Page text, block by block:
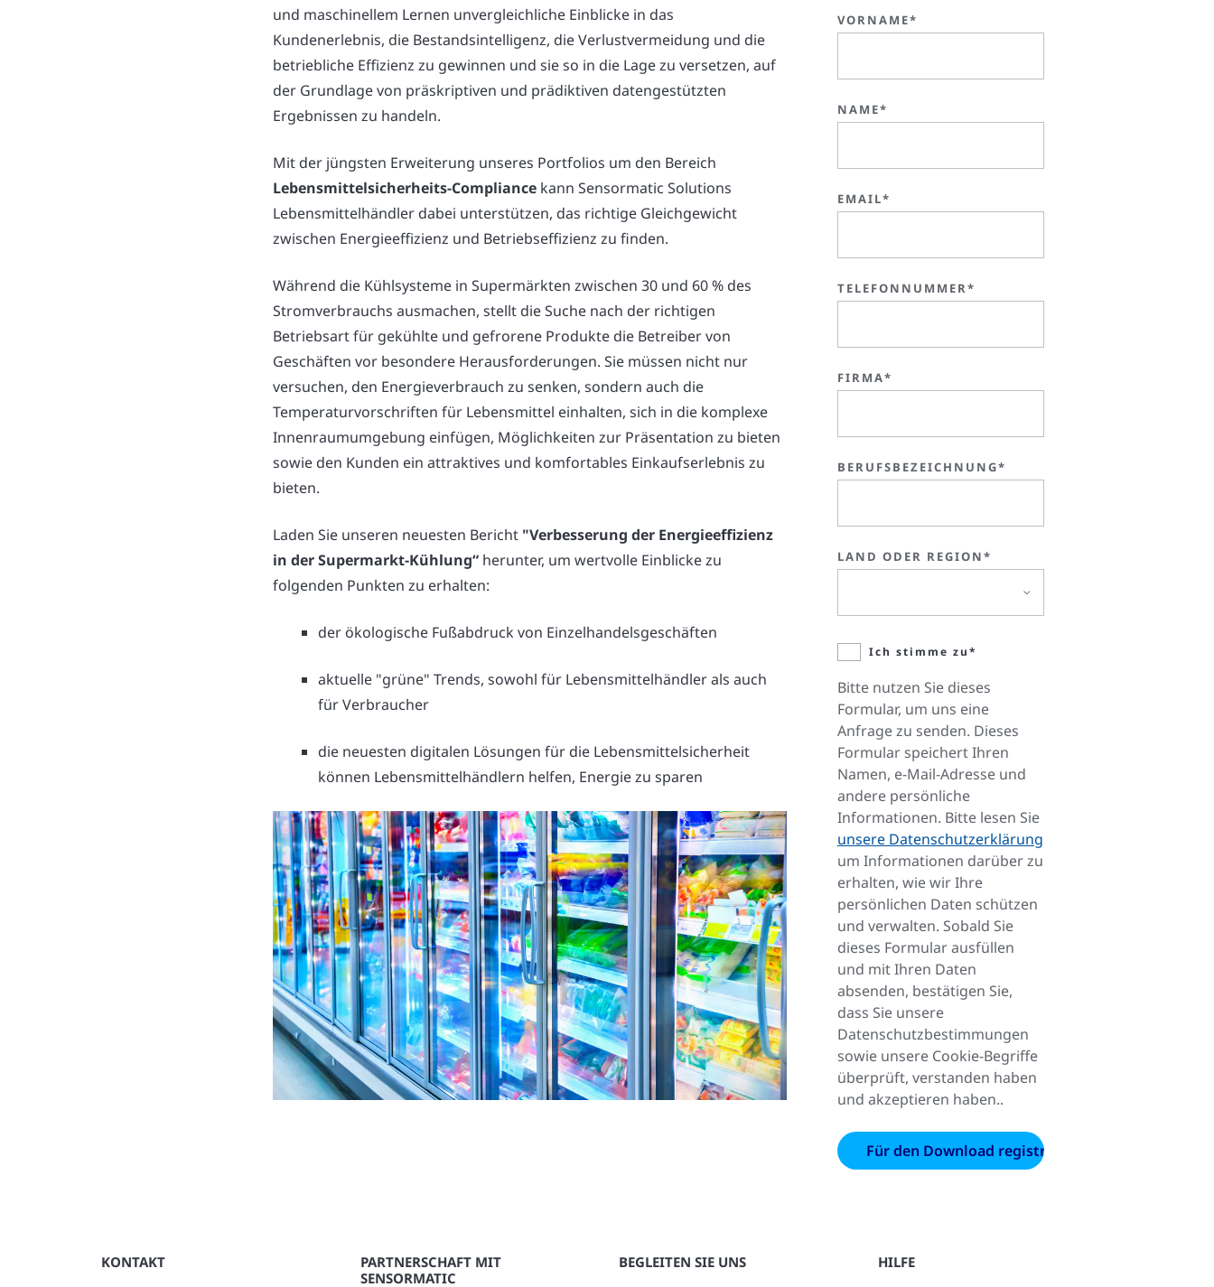
und maschinellem Lernen unvergleichliche Einblicke in das
Kundenerlebnis, die Bestandsintelligenz, die Verlustvermeidung und die
betriebliche Effizienz zu gewinnen und sie so in die Lage zu versetzen, auf
der Grundlage von präskriptiven und prädiktiven datengestützten
Ergebnissen zu handeln.
Mit der jüngsten Erweiterung unseres Portfolios um den Bereich
Lebensmittelsicherheits-Compliance kann Sensormatic Solutions
Lebensmittelhändler dabei unterstützen, das richtige Gleichgewicht
zwischen Energieeffizienz und Betriebseffizienz zu finden.
Während die Kühlsysteme in Supermärkten zwischen 30 und 60 % des
Stromverbrauchs ausmachen, stellt die Suche nach der richtigen
Betriebsart für gekühlte und gefrorene Produkte die Betreiber von
Geschäften vor besondere Herausforderungen. Sie müssen nicht nur
versuchen, den Energieverbrauch zu senken, sondern auch die
Temperaturvorschriften für Lebensmittel einhalten, sich in die komplexe
Innenraumumgebung einfügen, Möglichkeiten zur Präsentation zu bieten
sowie den Kunden ein attraktives und komfortables Einkaufserlebnis zu
bieten.
Laden Sie unseren neuesten Bericht "Verbesserung der Energieeffizienz
in der Supermarkt-Kühlung“ herunter, um wertvolle Einblicke zu
folgenden Punkten zu erhalten:
der ökologische Fußabdruck von Einzelhandelsgeschäften
aktuelle "grüne" Trends, sowohl für Lebensmittelhändler als auch
für Verbraucher
die neuesten digitalen Lösungen für die Lebensmittelsicherheit
können Lebensmittelhändlern helfen, Energie zu sparen
VORNAME*
NAME*
EMAIL*
TELEFONNUMMER*
FIRMA*
BERUFSBEZEICHNUNG*
LAND ODER REGION*
Ich stimme zu*
Bitte nutzen Sie dieses
Formular, um uns eine
Anfrage zu senden. Dieses
Formular speichert Ihren
Namen, e-Mail-Adresse und
andere persönliche
Informationen. Bitte lesen Sie
unsere Datenschutzerklärung
um Informationen darüber zu
erhalten, wie wir Ihre
persönlichen Daten schützen
und verwalten. Sobald Sie
dieses Formular ausfüllen
und mit Ihren Daten
absenden, bestätigen Sie,
dass Sie unsere
Datenschutzbestimmungen
sowie unsere Cookie-Begriffe
überprüft, verstanden haben
und akzeptieren haben..
KONTAKT
PARTNERSCHAFT MIT
SENSORMATIC
BEGLEITEN SIE UNS HILFE